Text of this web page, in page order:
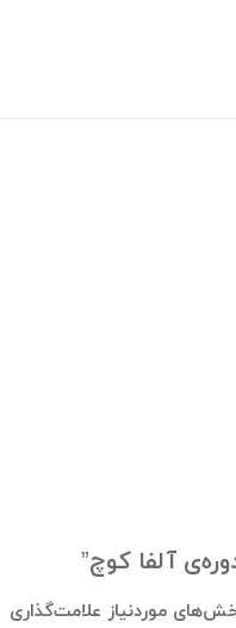
آلفا کوچ”
موردنیاز علامت‌گذاری